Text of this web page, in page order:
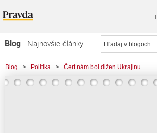
Blog
Najnovšie články
Najčítanejšie články
Najkomentovanejšie články
Blog > Politika > Čert nám bol dlžen Ukrajinu